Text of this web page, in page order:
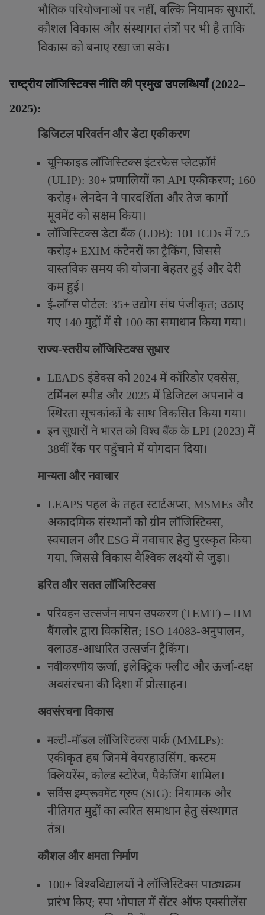
भौतिक परियोजनाओं पर नहीं, बल्कि नियामक सुधारों,
कौशल विकास और संस्थागत तंत्रों पर भी है ताकि
विकास को बनाए रखा जा सके।
राष्ट्रीय लॉजिस्टिक्स नीति की प्रमुख उपलब्धियाँ (2022–
2025):
डिजिटल परिवर्तन और डेटा एकीकरण
यूनिफाइड लॉजिस्टिक्स इंटरफेस प्लेटफ़ॉर्म
(ULIP): 30+ प्रणालियों का API एकीकरण; 160
करोड़+ लेनदेन ने पारदर्शिता और तेज कार्गो
मूवमेंट को सक्षम किया।
लॉजिस्टिक्स डेटा बैंक (LDB): 101 ICDs में 7.5
करोड़+ EXIM कंटेनरों का ट्रैकिंग, जिससे
वास्तविक समय की योजना बेहतर हुई और देरी
कम हुई।
ई-लॉग्स पोर्टल: 35+ उद्योग संघ पंजीकृत; उठाए
गए 140 मुद्दों में से 100 का समाधान किया गया।
राज्य-स्तरीय लॉजिस्टिक्स सुधार
LEADS इंडेक्स को 2024 में कॉरिडोर एक्सेस,
टर्मिनल स्पीड और 2025 में डिजिटल अपनाने व
स्थिरता सूचकांकों के साथ विकसित किया गया।
इन सुधारों ने भारत को विश्व बैंक के LPI (2023) में
38वीं रैंक पर पहुँचाने में योगदान दिया।
मान्यता और नवाचार
LEAPS पहल के तहत स्टार्टअप्स, MSMEs और
अकादमिक संस्थानों को ग्रीन लॉजिस्टिक्स,
स्वचालन और ESG में नवाचार हेतु पुरस्कृत किया
गया, जिससे विकास वैश्विक लक्ष्यों से जुड़ा।
हरित और सतत लॉजिस्टिक्स
परिवहन उत्सर्जन मापन उपकरण (TEMT) – IIM
बैंगलोर द्वारा विकसित; ISO 14083-अनुपालन,
क्लाउड-आधारित उत्सर्जन ट्रैकिंग।
नवीकरणीय ऊर्जा, इलेक्ट्रिक फ्लीट और ऊर्जा-दक्ष
अवसंरचना की दिशा में प्रोत्साहन।
अवसंरचना विकास
मल्टी-मॉडल लॉजिस्टिक्स पार्क (MMLPs):
एकीकृत हब जिनमें वेयरहाउसिंग, कस्टम
क्लियरेंस, कोल्ड स्टोरेज, पैकेजिंग शामिल।
सर्विस इम्प्रूवमेंट ग्रुप (SIG): नियामक और
नीतिगत मुद्दों का त्वरित समाधान हेतु संस्थागत
तंत्र।
कौशल और क्षमता निर्माण
100+ विश्वविद्यालयों ने लॉजिस्टिक्स पाठ्यक्रम
प्रारंभ किए; स्पा भोपाल में सेंटर ऑफ एक्सीलेंस